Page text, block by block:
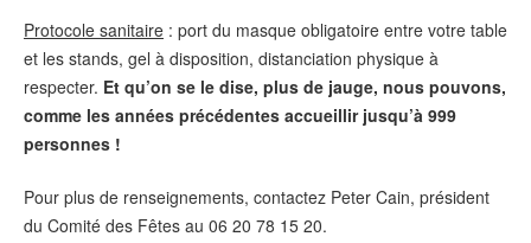
Protocole sanitaire : port du masque obligatoire entre votre table
et les stands, gel à disposition, distanciation physique à
respecter. Et qu’on se le dise, plus de jauge, nous pouvons,
comme les années précédentes accueillir jusqu’à 999
personnes !
Pour plus de renseignements, contactez Peter Cain, président
du Comité des Fêtes au 06 20 78 15 20.